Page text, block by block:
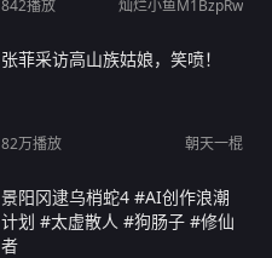
842播放 灿烂小鱼M1BzpRw
张菲采访高山族姑娘，笑喷！
82万播放 朝天一棍
景阳冈逮乌梢蛇4 #AI创作浪潮
计划 #太虚散人 #狗肠子 #修仙
者